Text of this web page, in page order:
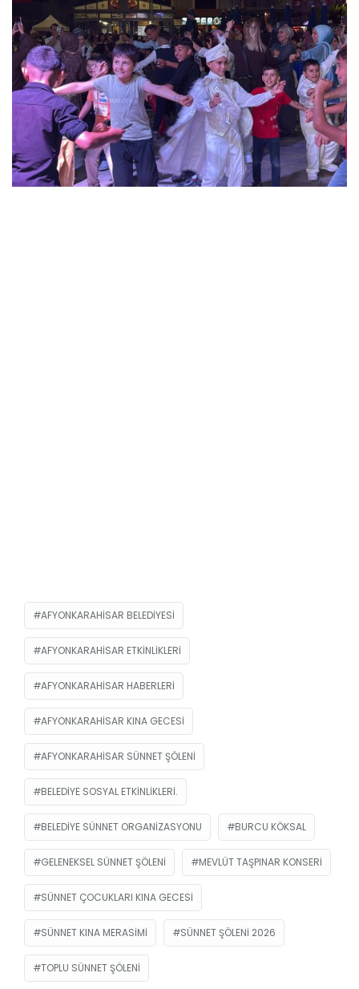
AFYONKARAHISAR BELEDIYESI
AFYONKARAHISAR ETKINLIKLERI
AFYONKARAHISAR HABERLERI
AFYONKARAHISAR KINA GECESI
AFYONKARAHISAR SÜNNET ŞÖLENI
BELEDIYE SOSYAL ETKINLIKLERI.
BELEDIYE SÜNNET ORGANIZASYONU BURCU KÖKSAL
GELENEKSEL SÜNNET ŞÖLENI MEVLÜT TAŞPINAR KONSERI
SÜNNET ÇOCUKLARI KINA GECESI
SÜNNET KINA MERASIMI SÜNNET ŞÖLENI 2026
TOPLU SÜNNET ŞÖLENI